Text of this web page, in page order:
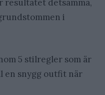
resultatet detsamma,
i
5 stilregler som är
en snygg outfit när